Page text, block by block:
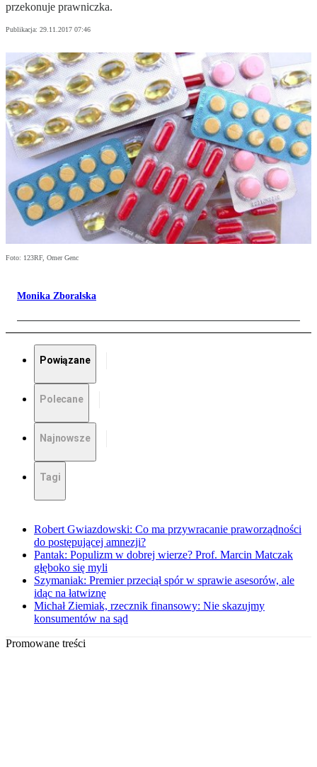
przekonuje prawniczka.
Publikacja: 29.11.2017 07:46
Foto: 123RF, Omer Genc
Monika Zboralska
Powiązane
Polecane
Najnowsze
Tagi
Robert Gwiazdowski: Co ma przywracanie praworządności
do postępującej amnezji?
Pantak: Populizm w dobrej wierze? Prof. Marcin Matczak
głęboko się myli
Szymaniak: Premier przeciął spór w sprawie asesorów, ale
idąc na łatwiznę
Michał Ziemiak, rzecznik finansowy: Nie skazujmy
konsumentów na sąd
Promowane treści